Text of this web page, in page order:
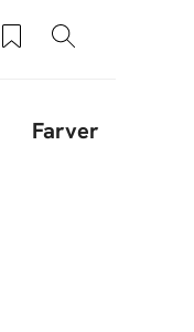
Saved products
Søg
Farver